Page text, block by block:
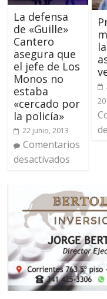
La defensa
de «Guille»
Cantero
asegura que
el jefe de Los
Monos no
estaba
«cercado por
la policía»
22 junio, 2013
Comentarios
desactivados